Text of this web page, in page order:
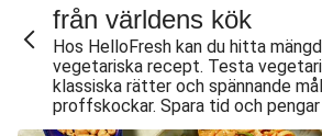
från världens kök
Hos HelloFresh kan du hitta
vegetariska recept. Testa
klassiska rätter och spännande
proffskockar. Spara tid och